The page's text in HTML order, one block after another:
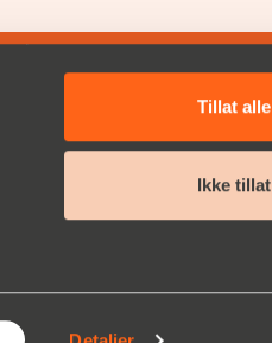
Tillat alle
Ikke tillat
på vårt nyhetsbrev